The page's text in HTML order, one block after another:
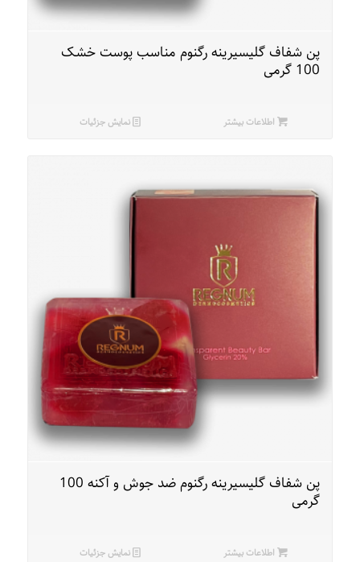
پن شفاف گلیسیرینه رگنوم مناسب پوست خشک
100 گرمی
اطلاعات بیشتر نمایش جزئیات
پن شفاف گلیسیرینه رگنوم ضد جوش و آکنه 100
گرمی
اطلاعات بیشتر نمایش جزئیات